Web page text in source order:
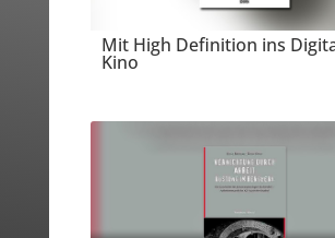
Mit High Definition ins
Kino